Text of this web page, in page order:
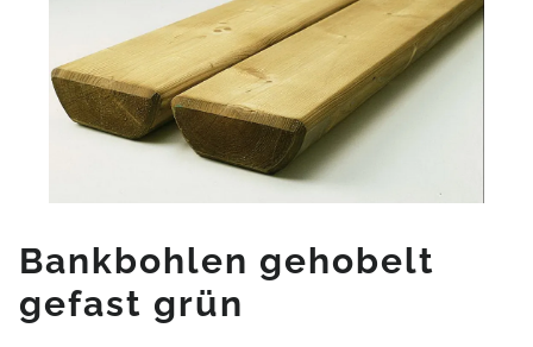
Bankbohlen gehobelt
gefast grün